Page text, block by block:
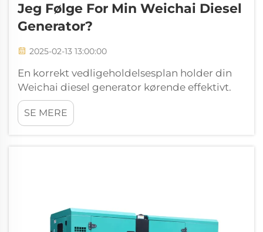
Jeg Følge For Min Weichai Diesel
Generator?
2025-02-13 13:00:00
En korrekt vedligeholdelsesplan holder din
Weichai diesel generator kørende effektivt.
Regelmæssig vedligeholdelse sikrer
pålidelighed og forlænger dens levetid. At
springe over vedligeholdelse kan føre til
SE MERE